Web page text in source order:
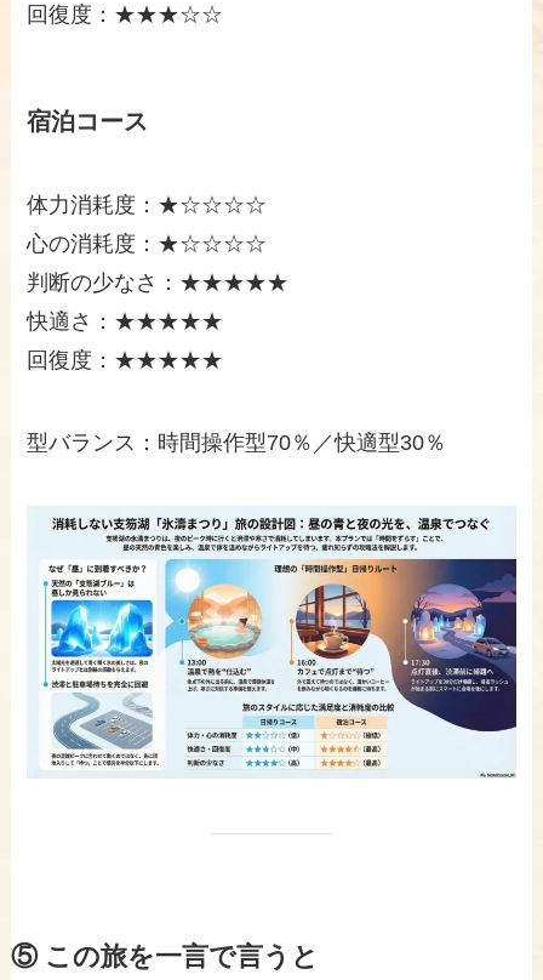
回復度：★★★☆☆
宿泊コース
体力消耗度：★☆☆☆☆
心の消耗度：★☆☆☆☆
判断の少なさ：★★★★★
快適さ：★★★★★
回復度：★★★★★
型バランス：時間操作型70％／快適型30％
⑤ この旅を一言で言うと